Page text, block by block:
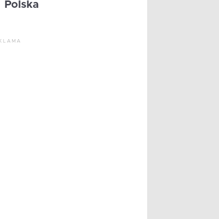
Polska